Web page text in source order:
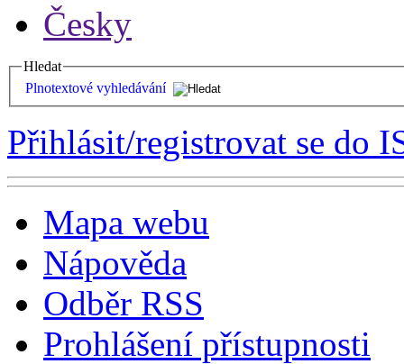
Česky
Hledat
Plnotextové vyhledávání
Přihlásit/registrovat se do
Mapa webu
Nápověda
Odběr RSS
Prohlášení přístupnosti